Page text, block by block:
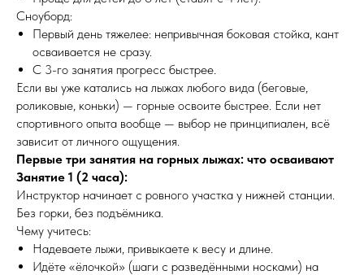
Сноуборд:
Первый день тяжелее: непривычная боковая стойка, кант
осваивается не сразу.
С 3-го занятия прогресс быстрее.
Если вы уже катались на лыжах любого вида (беговые,
роликовые, коньки) — горные освоите быстрее. Если нет
спортивного опыта вообще — выбор не принципиален, всё
зависит от личного ощущения.
Первые три занятия на горных лыжах: что осваивают
Занятие 1 (2 часа):
Инструктор начинает с ровного участка у нижней станции.
Без горки, без подъёмника.
Чему учитесь:
Надеваете лыжи, привыкаете к весу и длине.
Идёте «ёлочкой» (шаги с разведёнными носками) на